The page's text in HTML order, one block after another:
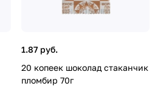
1.87 руб.
20 копеек шоколад стаканчик
пломбир 70г